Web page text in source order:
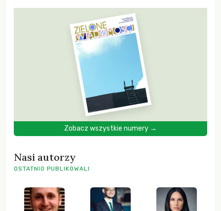
Zobacz wszystkie numery →
Nasi autorzy
OSTATNIO PUBLIKOWALI